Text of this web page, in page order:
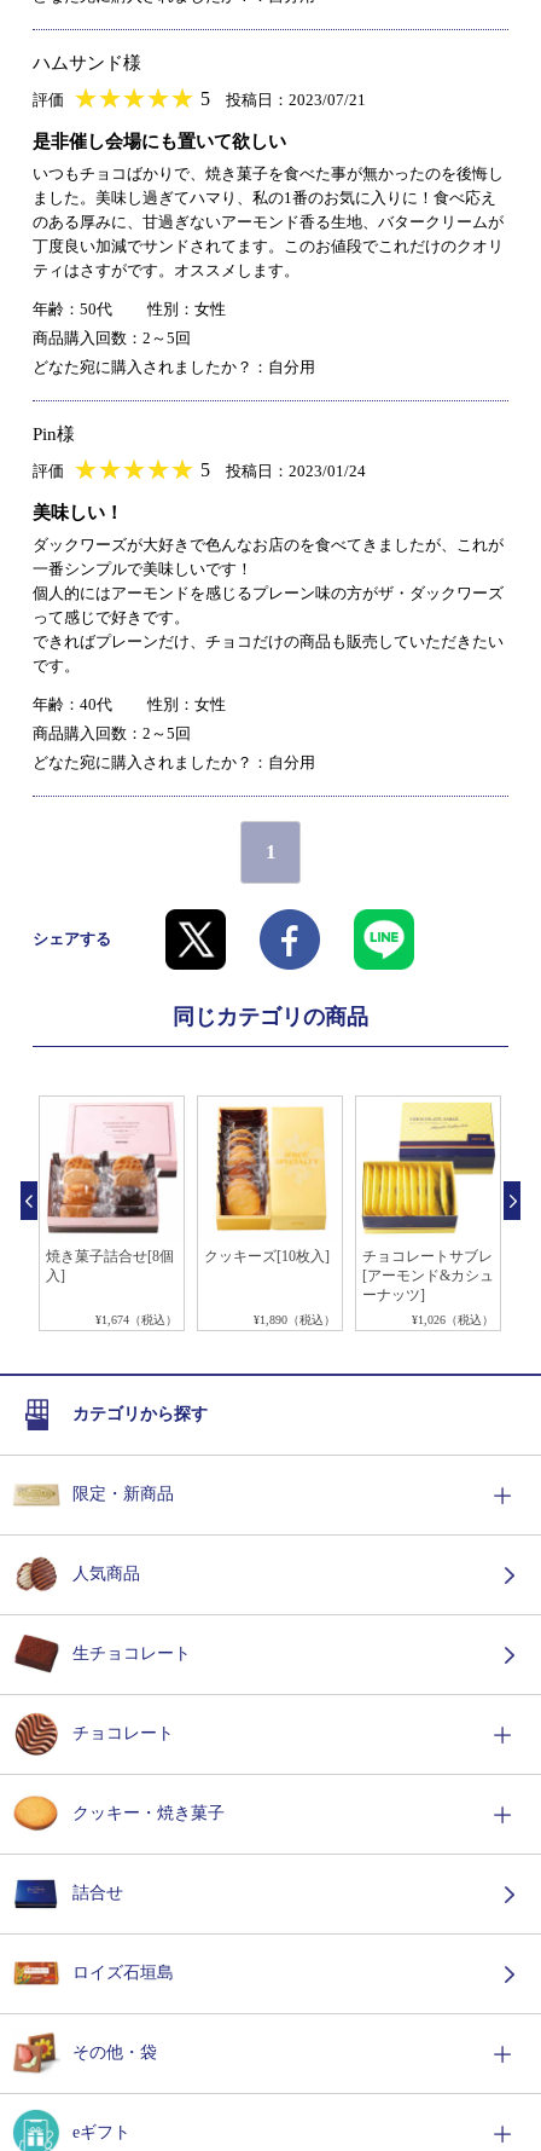
ハムサンド様
評価 ★★★★★
★★★★★ 5 投稿日：2023/07/21
是非催し会場にも置いて欲しい
いつもチョコばかりで、焼き菓子を食べた事が無かったのを後悔し
ました。美味し過ぎてハマり、私の1番のお気に入りに！食べ応え
のある厚みに、甘過ぎないアーモンド香る生地、バタークリームが
丁度良い加減でサンドされてます。このお値段でこれだけのクオリ
ティはさすがです。オススメします。
年齢：50代
性別：女性
商品購入回数：2～5回
どなた宛に購入されましたか？：自分用
Pin様
評価 ★★★★★
★★★★★ 5 投稿日：2023/01/24
美味しい！
ダックワーズが大好きで色んなお店のを食べてきましたが、これが
一番シンプルで美味しいです！
個人的にはアーモンドを感じるプレーン味の方がザ・ダックワーズ
って感じで好きです。
できればプレーンだけ、チョコだけの商品も販売していただきたい
です。
年齢：40代
性別：女性
商品購入回数：2～5回
どなた宛に購入されましたか？：自分用
1
シェアする
同じカテゴリの商品
焼き菓子詰合せ[8個
入]
¥1,674（税込）
クッキーズ[10枚入]
¥1,890（税込）
チョコレートサブレ
[アーモンド&カシュ
ーナッツ]
¥1,026（税込）
カテゴリから探す
限定・新商品
人気商品
生チョコレート
チョコレート
クッキー・焼き菓子
詰合せ
ロイズ石垣島
その他・袋
eギフト